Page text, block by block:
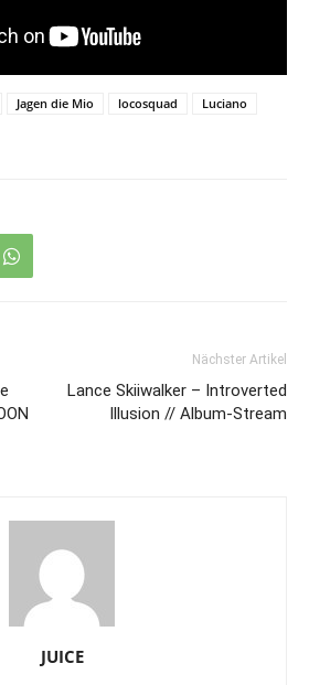
Jagen die Mio locosquad
Luciano
Nächster Artikel
Lance Skiiwalker – Introverted
Illusion // Album-Stream
JUICE